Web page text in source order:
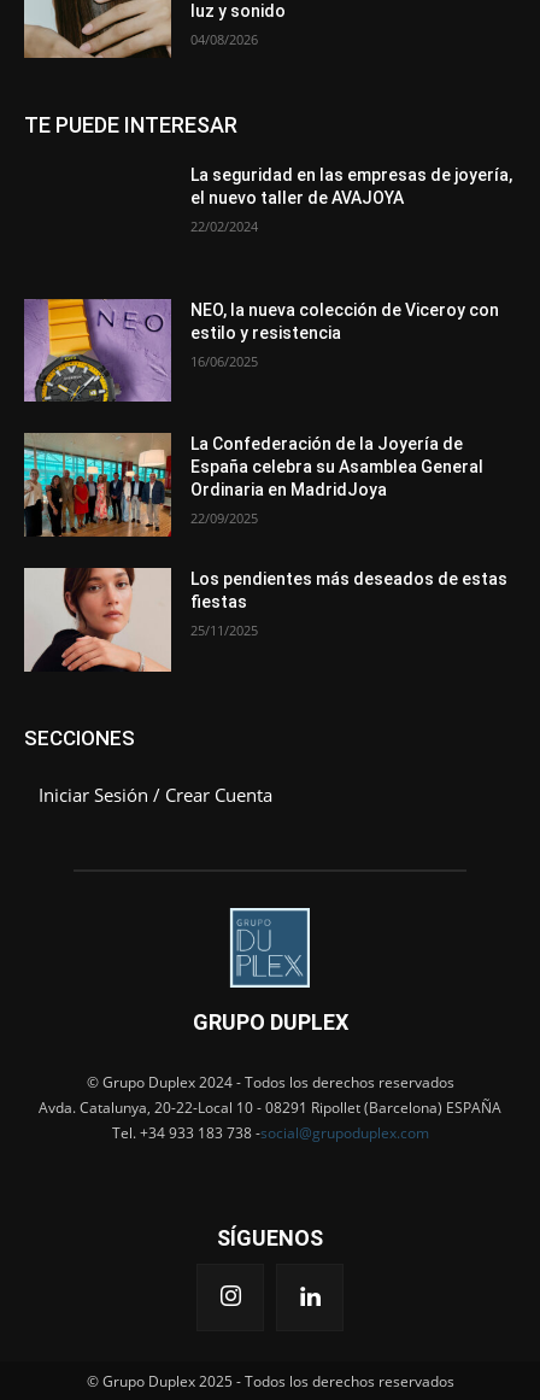
luz y sonido
04/08/2026
TE PUEDE INTERESAR
La seguridad en las empresas de joyería,
el nuevo taller de AVAJOYA
22/02/2024
NEO, la nueva colección de Viceroy con
estilo y resistencia
16/06/2025
La Confederación de la Joyería de
España celebra su Asamblea General
Ordinaria en MadridJoya
22/09/2025
Los pendientes más deseados de estas
fiestas
25/11/2025
SECCIONES
Iniciar Sesión / Crear Cuenta
GRUPO DUPLEX
© Grupo Duplex 2024 - Todos los derechos reservados
Avda. Catalunya, 20-22-Local 10 - 08291 Ripollet (Barcelona) ESPAÑA
Tel. +34 933 183 738 -social@grupoduplex.com
SÍGUENOS
© Grupo Duplex 2025 - Todos los derechos reservados